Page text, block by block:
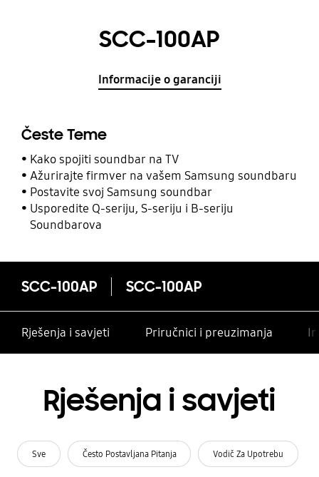
SCC-100AP
Informacije o garanciji
Česte Teme
Kako spojiti soundbar na TV
Ažurirajte firmver na vašem Samsung soundbaru
Postavite svoj Samsung soundbar
Usporedite Q-seriju, S-seriju i B-seriju
Soundbarova
SCC-100AP SCC-100AP
Rješenja i savjeti Priručnici i preuzimanja
Rješenja i savjeti
Sve Često Postavljana Pitanja Vodič Za Upotrebu